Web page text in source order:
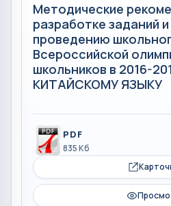
Методические
разработке заданий
проведению
Всероссийской
школьников в 2016-
КИТАЙСКОМУ ЯЗЫКУ
PDF
835 Кб